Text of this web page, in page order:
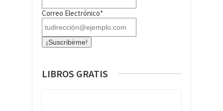
Correo Electrónico*
LIBROS GRATIS